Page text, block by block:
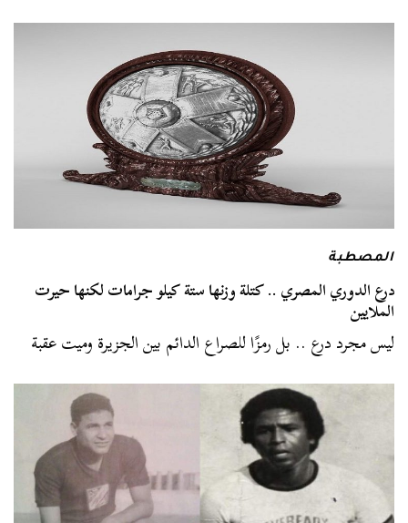
المصطبة
درع الدوري المصري .. كتلة وزنها ستة كيلو جرامات لكنها حيرت
الملايين
ليس مجرد درع .. بل رمزًا للصراع الدائم بين الجزيرة وميت عقبة